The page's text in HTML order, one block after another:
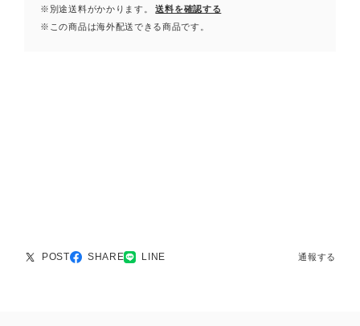
※別途送料がかかります。
送料を確認する
※この商品は海外配送できる商品です。
POST SHARE LINE 通報する